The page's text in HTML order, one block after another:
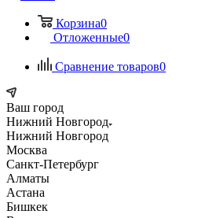
Корзина0
Отложенные0
Сравнение товаров0
Ваш город
Нижний Новгород
Нижний Новгород
Москва
Санкт-Петербург
Алматы
Астана
Бишкек